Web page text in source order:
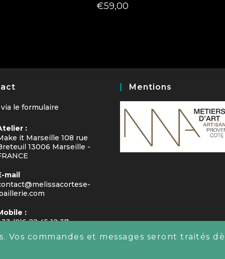
commandes et messages seront traités
€59,00
le formulaire
:
it Marseille 108 rue
13006 Marseille -
mail
:
(0)6 22 45 12 37
Mentions